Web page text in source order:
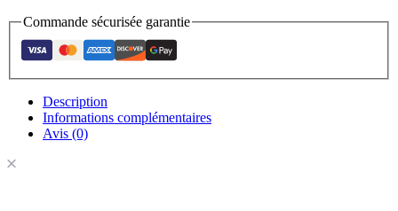
Commande sécurisée garantie
Description
Informations complémentaires
Avis (0)